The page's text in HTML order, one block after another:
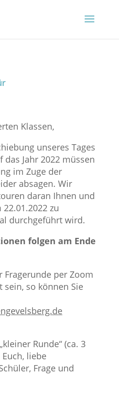
Klassen,
unseres Tages
Jahr 2022 müssen
im Zuge der
absagen. Wir
daran Ihnen und
zu
durchgeführt wird.
folgen am Ende
Fragerunde per Zoom
so können Sie
Runde“ (ca. 3
liebe
Frage und